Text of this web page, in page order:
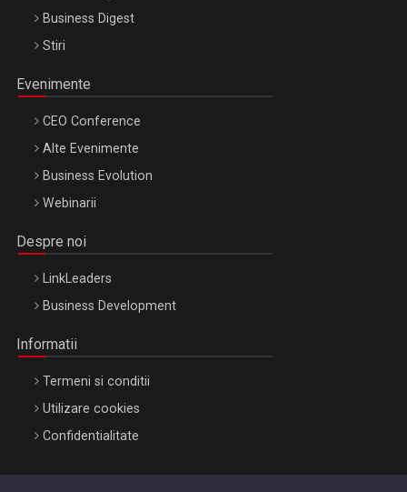
Business Digest
Stiri
Evenimente
CEO Conference
Alte Evenimente
Business Evolution
Webinarii
Despre noi
LinkLeaders
Business Development
Informatii
Termeni si conditii
Utilizare cookies
Confidentialitate